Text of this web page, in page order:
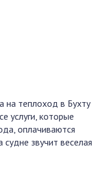
на теплоход в Бухту
услуги, которые
оплачиваются
звучит веселая